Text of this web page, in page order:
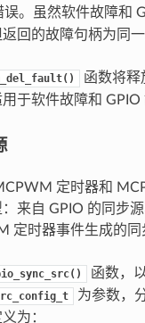
误。虽然软件故障和
回的故障句柄为同一
函数将释
于软件故障和 GPIO
定时器和
来自 GPIO 的同步
定时器事件生成的同
函数，
为参数，
为：